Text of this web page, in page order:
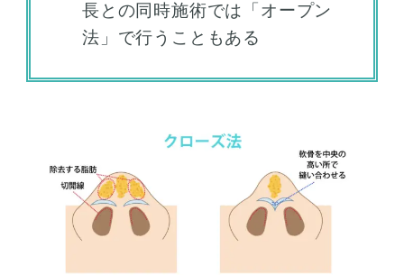
長との同時施術では「オープン
法」で行うこともある